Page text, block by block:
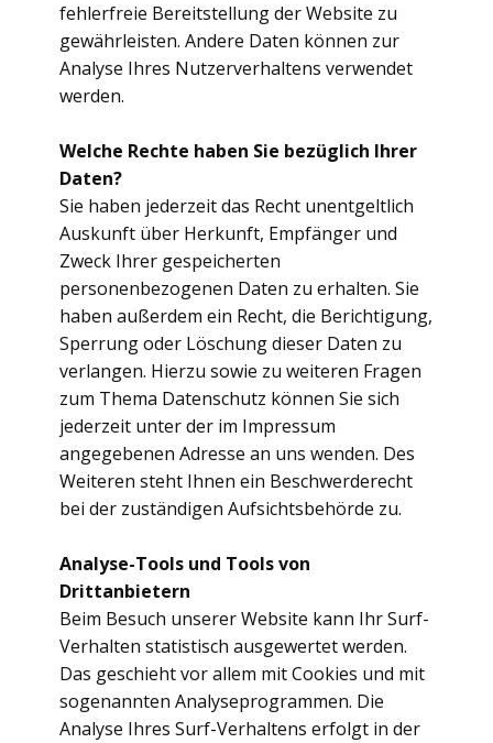
fehlerfreie Bereitstellung der Website zu
gewährleisten. Andere Daten können zur
Analyse Ihres Nutzerverhaltens verwendet
werden.
Welche Rechte haben Sie bezüglich Ihrer
Daten?
Sie haben jederzeit das Recht unentgeltlich
Auskunft über Herkunft, Empfänger und
Zweck Ihrer gespeicherten
personenbezogenen Daten zu erhalten. Sie
haben außerdem ein Recht, die Berichtigung,
Sperrung oder Löschung dieser Daten zu
verlangen. Hierzu sowie zu weiteren Fragen
zum Thema Datenschutz können Sie sich
jederzeit unter der im Impressum
angegebenen Adresse an uns wenden. Des
Weiteren steht Ihnen ein Beschwerderecht
bei der zuständigen Aufsichtsbehörde zu.
Analyse-Tools und Tools von
Drittanbietern
Beim Besuch unserer Website kann Ihr Surf-
Verhalten statistisch ausgewertet werden.
Das geschieht vor allem mit Cookies und mit
sogenannten Analyseprogrammen. Die
Analyse Ihres Surf-Verhaltens erfolgt in der